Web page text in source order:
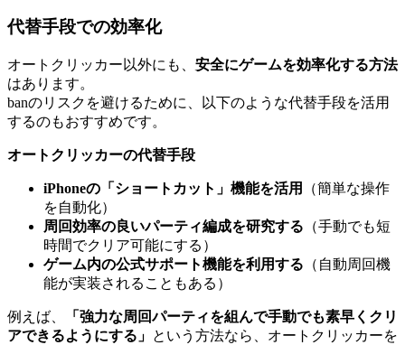
代替手段での効率化
オートクリッカー以外にも、 安全にゲームを効率化する方法
はあります。
banのリスクを避けるために、以下のような代替手段を活用
するのもおすすめです。
オートクリッカーの代替手段
iPhoneの「ショートカット」機能を活用
（簡単な操作
を自動化）
周回効率の良いパーティ編成を研究する （手動でも短
時間でクリア可能にする）
ゲーム内の公式サポート機能を利用する （自動周回機
能が実装されることもある）
例えば、
「強力な周回パーティを組んで手動でも素早くクリ
アできるようにする」 という方法なら、オートクリッカーを